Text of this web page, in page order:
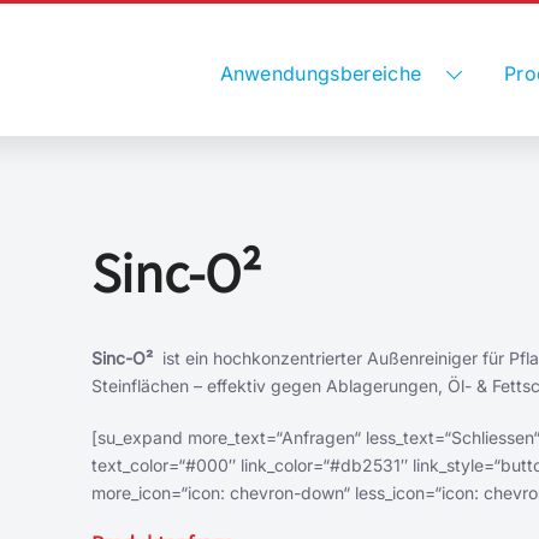
Anwendungsbereiche
Sinc-O²
Sinc-O² ist ein hochkonzentrierter Außenreiniger für
Steinflächen – effektiv gegen Ablagerungen, Öl- &
[su_expand more_text=“Anfragen“
text_color=“#000″ link_color=“#db2531″
more_icon=“icon: chevron-down“ less_icon=“icon: